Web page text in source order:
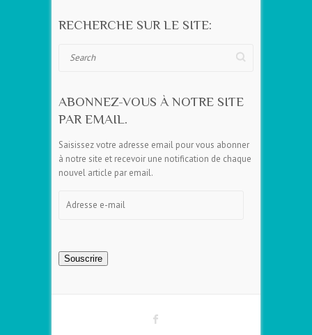
RECHERCHE SUR LE SITE:
ABONNEZ-VOUS À NOTRE SITE
PAR EMAIL.
Saisissez votre adresse email pour vous abonner
à notre site et recevoir une notification de chaque
nouvel article par email.
Souscrire